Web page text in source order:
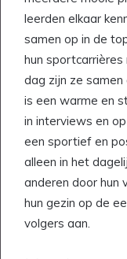
leerden elkaar
samen op in de
hun
dag zijn ze samen
is een warme en
in interviews en
een sportief en
alleen in het
anderen door hun
hun gezin op de
volgers aan.